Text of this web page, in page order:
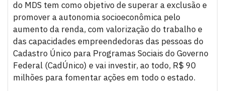
do MDS tem como objetivo de superar a exclusão e
promover a autonomia socioeconômica pelo
aumento da renda, com valorização do trabalho e
das capacidades empreendedoras das pessoas do
Cadastro Único para Programas Sociais do Governo
Federal (CadÚnico) e vai investir, ao todo, R$ 90
milhões para fomentar ações em todo o estado.